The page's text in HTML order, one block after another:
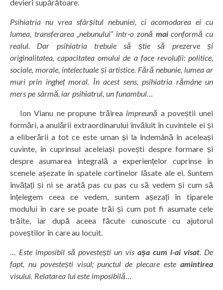
devieri supărătoare.
Psihiatria nu vrea sfârșitul nebuniei, ci acomodarea ei cu
lumea, transferarea „nebunului” într-o zonă maiconformă cu
realul. Dar psihiatria trebuie să știe să prezerve și
originalitatea, capacitatea omului de a face revoluții: politice,
sociale, morale, intelectuale și artistice. Fără nebunie, lumea ar
muri prin îngheț moral. În acest sens, psihiatria rămâne un
mers pe sârmă, iar psihiatrul, un funambul…
Ion Vianu ne propune trăireaîmpreună a poveștii unei
formări, a anulării extraordinarului învăluit în cuvintele ei și
a eliberării a tot ce este uman și la îndemână în aceleași
cuvinte, în cuprinsul aceleiași povești despre formare și
despre asumarea integrală a experiențelor cuprinse în
scenele așezate în spatele cortinelor lăsate ale ei. Suntem
învățați și ni se arată pas cu pas cu să vedem și cum să
înțelegem ceea ce vedem, suntem așezați în tiparele
modului în care se poate trăi și cum pot fi asumate cele
trăite, iar după aceea făcute cunoscute cu ajutorul
poveștilor în care au locuit.
… Este imposibil să povestești un vis așa cum l-ai visat. De
fapt, nu povestești visul; punctul de plecare este amintirea
visului. Relatarea lui este imposibilă…